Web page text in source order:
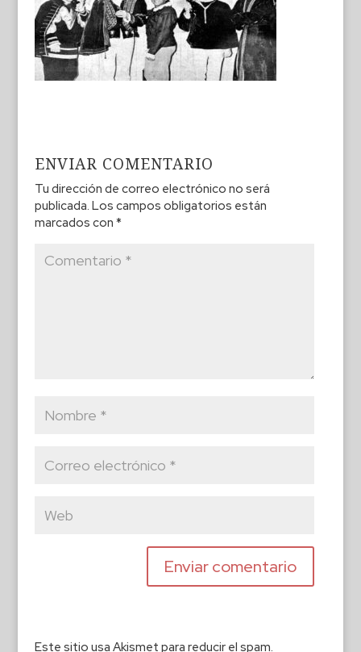
ENVIAR COMENTARIO
Tu dirección de correo electrónico no será
publicada. Los campos obligatorios están
marcados con *
Este sitio usa Akismet para reducir el spam.